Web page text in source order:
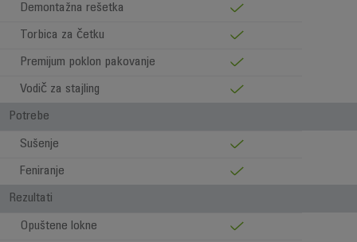
Demontažna rešetka
Torbica za četku
Premijum poklon pakovanje
Vodič za stajling
Potrebe
Sušenje
Feniranje
Rezultati
Opuštene lokne